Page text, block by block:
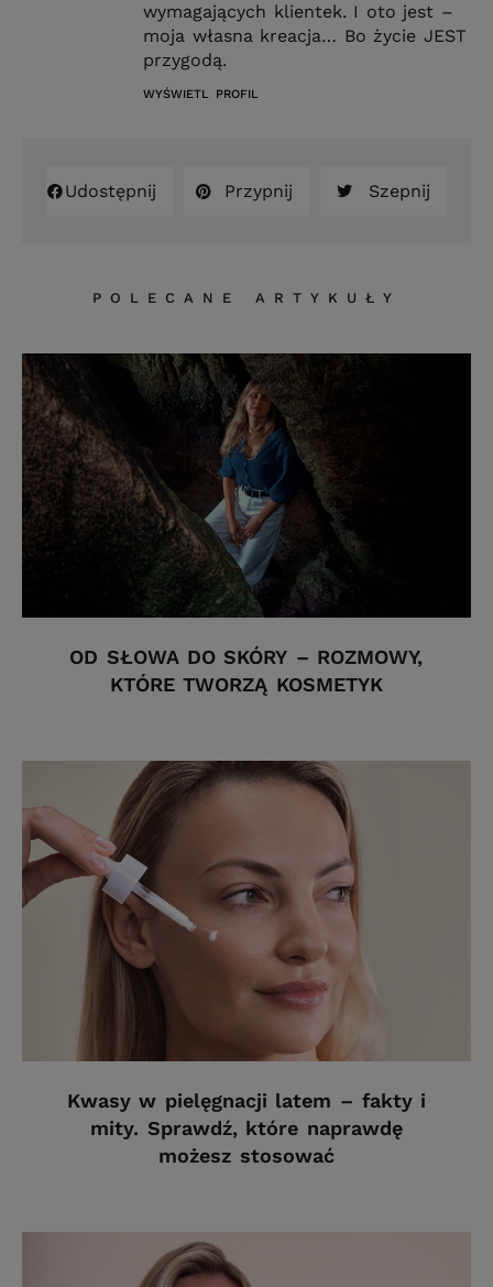
wymagających klientek. I oto jest –
moja własna kreacja… Bo życie JEST
przygodą.
WYŚWIETL PROFIL
Udostępnij Przypnij Szepnij
POLECANE ARTYKUŁY
OD SŁOWA DO SKÓRY – ROZMOWY,
KTÓRE TWORZĄ KOSMETYK
Kwasy w pielęgnacji latem – fakty i
mity. Sprawdź, które naprawdę
możesz stosować